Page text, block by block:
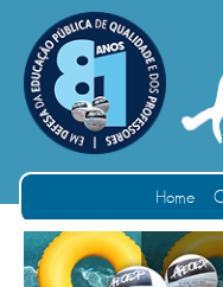
Home